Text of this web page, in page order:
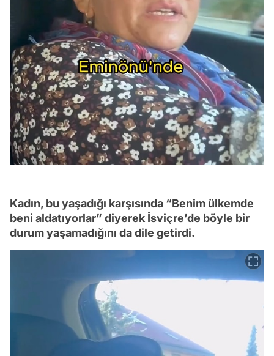
Kadın, bu yaşadığı karşısında “Benim ülkemde
beni aldatıyorlar” diyerek İsviçre’de böyle bir
durum yaşamadığını da dile getirdi.